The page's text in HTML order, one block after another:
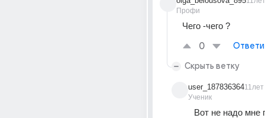
Профи
Чего -чего ?
0
Скрыть ветку
user_187836364
Ученик
11лет
Вот не надо мне